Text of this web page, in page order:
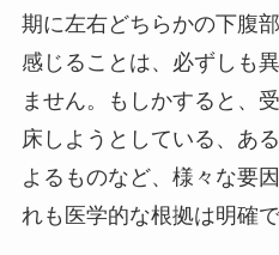
期に左右どちらかの下腹
感じることは、必ずしも
ません。もしかすると、
床しようとしている、あ
よるものなど、様々な要
れも医学的な根拠は明確